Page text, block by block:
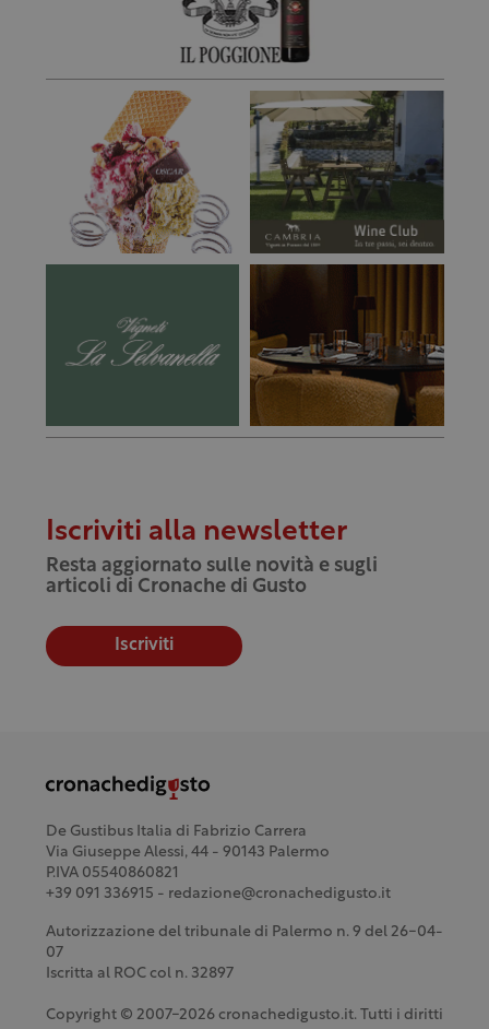
Iscriviti alla newsletter
Resta aggiornato sulle novità e sugli
articoli di Cronache di Gusto
Iscriviti
De Gustibus Italia di Fabrizio Carrera
Via Giuseppe Alessi, 44 - 90143 Palermo
P.IVA 05540860821
+39 091 336915 - redazione@cronachedigusto.it
Autorizzazione del tribunale di Palermo n. 9 del 26-04-
07
Iscritta al ROC col n. 32897
Copyright © 2007-2026 cronachedigusto.it. Tutti i diritti